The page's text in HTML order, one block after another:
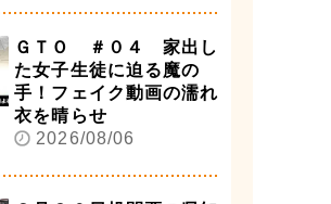
ＧＴＯ ＃０４ 家出し
た女子生徒に迫る魔の
手！フェイク動画の濡れ
衣を晴らせ
2026/08/06